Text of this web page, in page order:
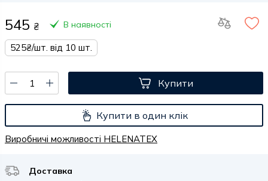
545 ₴ В наявності
525₴/шт. від 10 шт.
Купити
Купити в один клік
Виробничі можливості HELENATEX
Доставка